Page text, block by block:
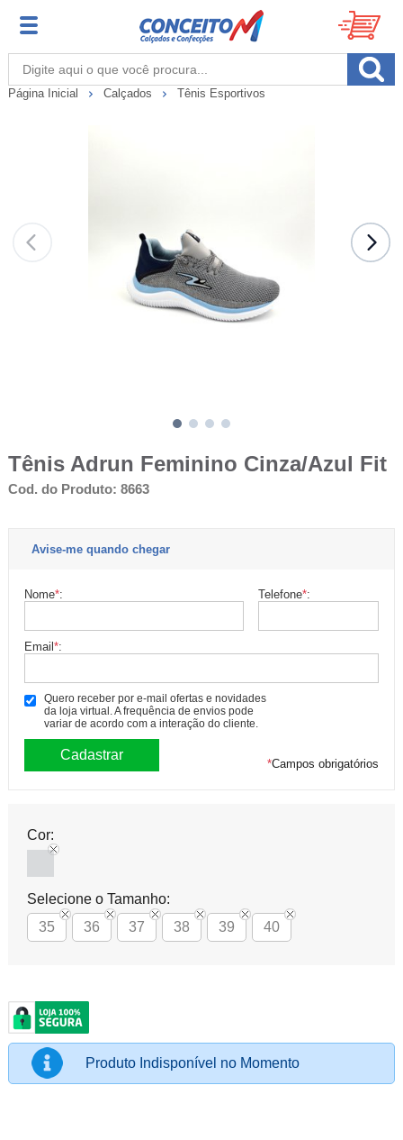
Página Inicial Calçados Tênis Esportivos
Tênis Adrun Feminino Cinza/Azul Fit
Cod. do Produto: 8663
Avise-me quando chegar
Nome*: Telefone*:
Email*:
Quero receber por e-mail ofertas e novidades
da loja virtual. A frequência de envios pode
variar de acordo com a interação do cliente.
*Campos obrigatórios
Cor:
Selecione o Tamanho:
35
36 37 38 39 40
Produto Indisponível no Momento